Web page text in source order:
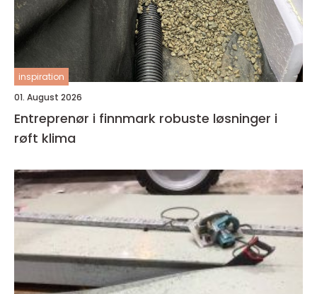
inspiration
01. August 2026
Entreprenør i finnmark robuste løsninger i
røft klima